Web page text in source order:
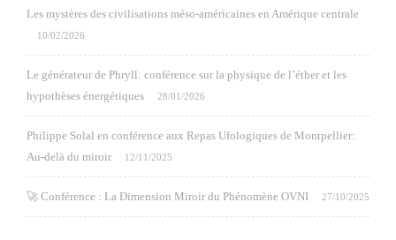
Les mystères des civilisations méso-américaines en Amérique centrale
10/02/2026
Le générateur de Phryll: conférence sur la physique de l’éther et les
hypothèses énergétiques
28/01/2026
Philippe Solal en conférence aux Repas Ufologiques de Montpellier:
Au-delà du miroir
12/11/2025
🚀 Conférence : La Dimension Miroir du Phénomène OVNI 27/10/2025